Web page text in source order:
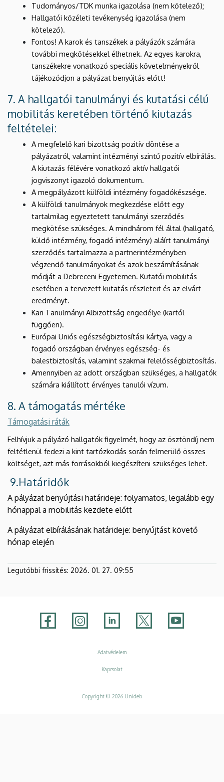
Tudományos/TDK munka igazolása (nem kötelező);
Hallgatói közéleti tevékenység igazolása (nem
kötelező).
Fontos! A karok és tanszékek a pályázók számára
további megkötésekkel élhetnek. Az egyes karokra,
tanszékekre vonatkozó speciális követelményekről
tájékozódjon a pályázat benyújtás előtt!
7. A hallgatói tanulmányi és kutatási célú
mobilitás keretében történő kiutazás
feltételei:
A megfelelő kari bizottság pozitív döntése a
pályázatról, valamint intézményi szintű pozitív elbírálás.
A kiutazás félévére vonatkozó aktív hallgatói
jogviszonyt igazoló dokumentum.
A megpályázott külföldi intézmény fogadókészsége.
A külföldi tanulmányok megkezdése előtt egy
tartalmilag egyeztetett tanulmányi szerződés
megkötése szükséges. A mindhárom fél által (hallgató,
küldő intézmény, fogadó intézmény) aláírt tanulmányi
szerződés tartalmazza a partnerintézményben
végzendő tanulmányokat és azok beszámításának
módját a Debreceni Egyetemen. Kutatói mobilitás
esetében a tervezett kutatás részleteit és az elvárt
eredményt.
Kari Tanulmányi Albizottság engedélye (kartól
függően).
Európai Uniós egészségbiztosítási kártya, vagy a
fogadó országban érvényes egészség- és
balestbiztosítás, valamint szakmai felelősségbiztosítás.
Amennyiben az adott országban szükséges, a hallgatók
számára kiállított érvényes tanulói vízum.
8. A támogatás mértéke
Támogatási ráták
Felhívjuk a pályázó hallgatók figyelmét, hogy az ösztöndíj nem
feltétlenül fedezi a kint tartózkodás során felmerülő összes
költséget, azt más forrásokból kiegészíteni szükséges lehet.
9.Határidők
A pályázat benyújtási határideje: folyamatos, legalább egy
hónappal a mobilitás kezdete előtt
A pályázat elbírálásának határideje: benyújtást követő
hónap elején
Legutóbbi frissítés: 2026. 01. 27. 09:55
Adatvédelem
Kapcsolat
Copyright © 2026 Unideb